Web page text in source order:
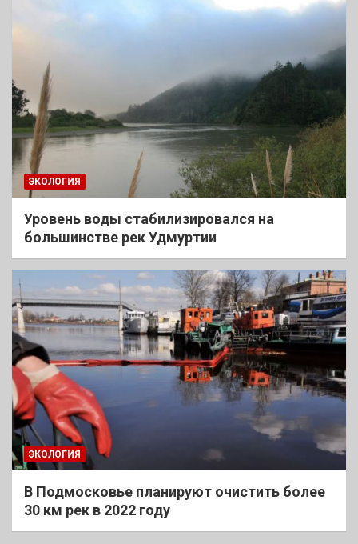
ЭКОЛОГИЯ
Уровень воды стабилизировался на
большинстве рек Удмуртии
ЭКОЛОГИЯ
В Подмосковье планируют очистить более
30 км рек в 2022 году